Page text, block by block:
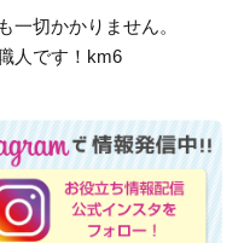
一切かかりません。
人です！km6